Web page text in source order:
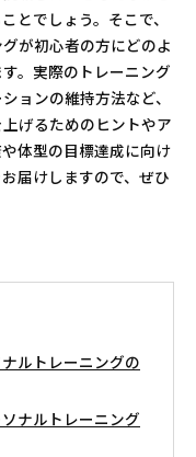
とでしょう。そこで、
が初心者の方にどのよ
。実際のトレーニング
ョンの維持方法など、
げるためのヒントやア
体型の目標達成に向け
届けしますので、ぜひ
ルトレーニングの
ナルトレーニング